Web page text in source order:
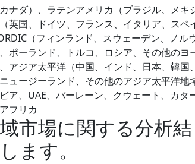
ナダ）、ラテンアメリカ（ブラジル、メ
英国、ドイツ、フランス、イタリア、ス
（フィンランド、スウェーデン、ノ
ポーランド、トルコ、ロシア、その他の
アジア太平洋（中国、インド、日本、韓国
ュージーランド、その他のアジア太平洋地
ア、UAE、バーレーン、クウェート、カ
フリカ
市場に関する分析結
ます。